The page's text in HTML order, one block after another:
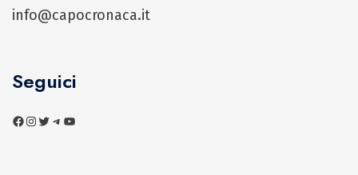
info@capocronaca.it
Seguici